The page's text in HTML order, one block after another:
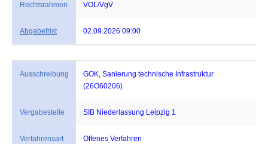
Rechtsrahmen VOL/VgV
Abgabefrist 02.09.2026 09:00
Ausschreibung
GOK, Sanierung technische Infrastruktur
(26O60206)
Vergabestelle SIB Niederlassung Leipzig 1
Verfahrensart Offenes Verfahren